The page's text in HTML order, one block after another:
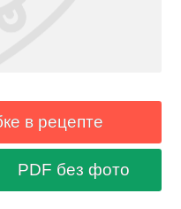
в рецепте
PDF без фото